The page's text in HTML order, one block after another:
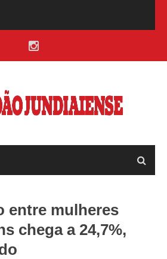
entre mulheres
chega a 24,7%,